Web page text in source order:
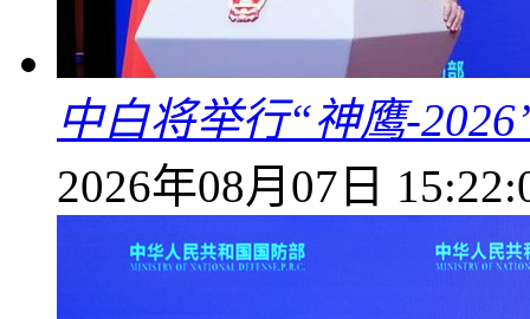
中白将举行“神鹰-
2026年08月07日